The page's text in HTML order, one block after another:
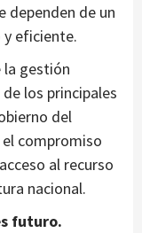
dependen de un
eficiente.
la gestión
los principales
del
compromiso
al recurso
nacional.
futuro.